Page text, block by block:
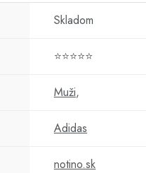
Skladom
⭐⭐⭐⭐⭐
Muži,
Adidas
notino.sk